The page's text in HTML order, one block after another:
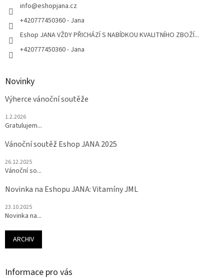
info@eshopjana.cz
+420777450360 - Jana
Eshop JANA VŽDY PŘICHÁZÍ S NABÍDKOU KVALITNÍHO ZBOŽÍ...
+420777450360 - Jana
Novinky
Výherce vánoční soutěže
1.2.2026
Gratulujem...
Vánoční soutěž Eshop JANA 2025
26.12.2025
Vánoční so...
Novinka na Eshopu JANA: Vitamíny JML
23.10.2025
Novinka na...
ARCHIV
Informace pro vás